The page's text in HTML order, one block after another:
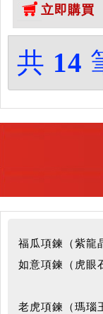
翡翠寶石保證卡
立即購買
共 14
福瓜項鍊（紫龍
如意項鍊（虎眼
老虎項鍊（瑪瑙